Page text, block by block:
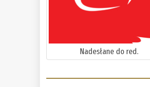
Nadesłane do red.